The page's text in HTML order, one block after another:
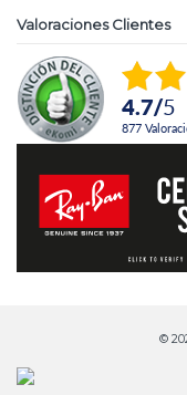
Valoraciones Clientes
4.7/5
877
©